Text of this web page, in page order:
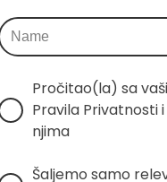
Pročitao(la) sa
Pravila Privatnosti
njima
Šaljemo samo